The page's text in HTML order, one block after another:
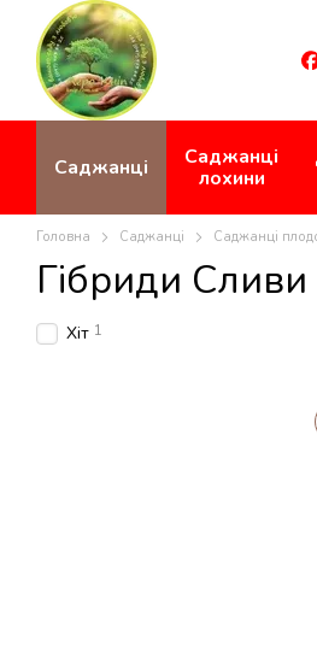
Перейти до основного контенту
Саджанці
Саджанці
лохини
Головна Саджанці Саджанці
Гібриди Сливи
Хіт 1